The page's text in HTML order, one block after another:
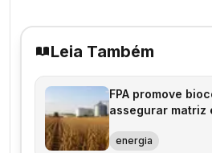
Leia Também
FPA promove
assegurar matriz
energia